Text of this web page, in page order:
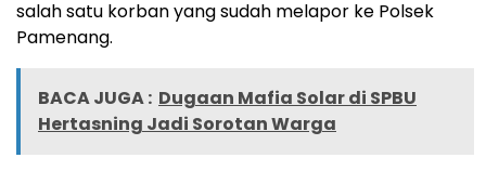
salah satu korban yang sudah melapor ke Polsek
Pamenang.
BACA JUGA : Dugaan Mafia Solar di SPBU
Hertasning Jadi Sorotan Warga